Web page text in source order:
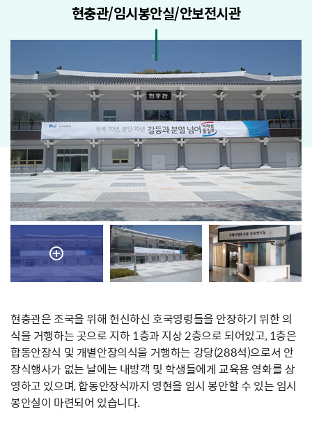
현충관/임시봉안실/안보전시관
현충관은 조국을 위해 헌신하신 호국영령들을 안장하기 위한 의
식을 거행하는 곳으로 지하 1층과 지상 2층으로 되어있고, 1층은
합동안장식 및 개별안장의식을 거행하는 강당(288석)으로서 안
장식행사가 없는 날에는 내방객 및 학생들에게 교육용 영화를 상
영하고 있으며, 합동안장식까지 영현을 임시 봉안할 수 있는 임시
봉안실이 마련되어 있습니다.